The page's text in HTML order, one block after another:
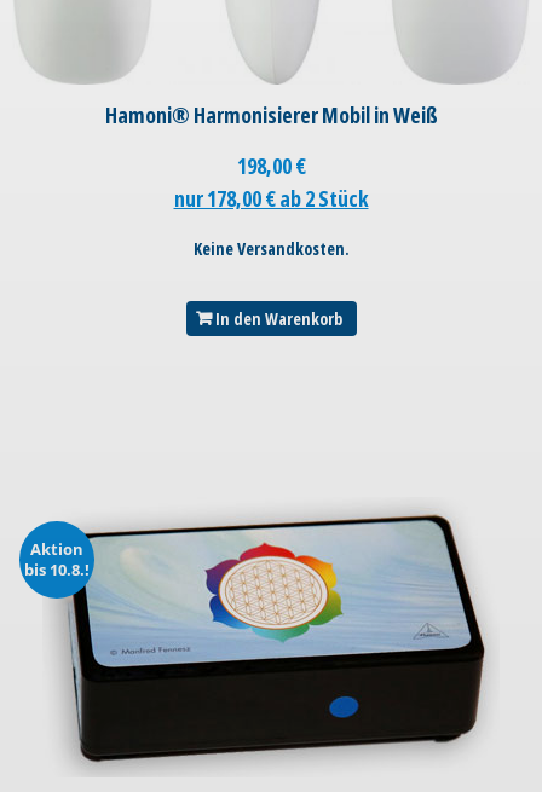
Hamoni® Harmonisierer Mobil in Weiß
198,00€
nur 178,00 € ab 2 Stück
Keine Versandkosten.
In den Warenkorb
Aktion
bis 10.8.!